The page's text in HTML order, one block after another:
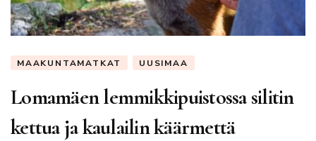
MAAKUNTAMATKAT UUSIMAA
Lomamäen lemmikkipuistossa silitin
kettua ja kaulailin käärmettä